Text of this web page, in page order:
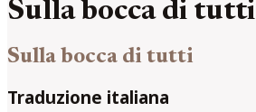
Sulla bocca di tutti
Sulla bocca di tutti
Traduzione italiana